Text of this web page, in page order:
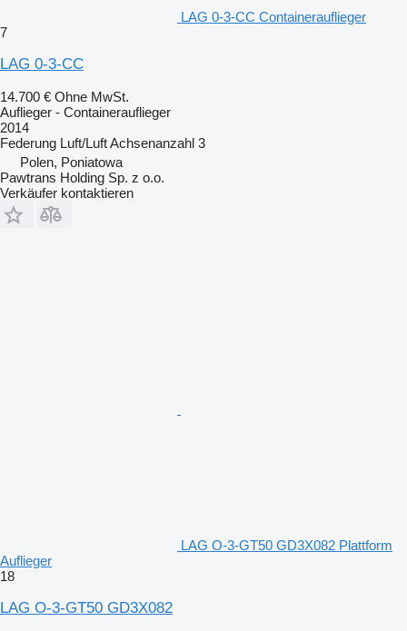
LAG 0-3-CC Containerauflieger
7
LAG 0-3-CC
14.700 € Ohne MwSt.
Auflieger - Containerauflieger
2014
Federung Luft/LuftAchsenanzahl 3
Polen, Poniatowa
Pawtrans Holding Sp. z o.o.
Verkäufer kontaktieren
LAG O-3-GT50 GD3X082 Plattform
Auflieger
18
LAG O-3-GT50 GD3X082